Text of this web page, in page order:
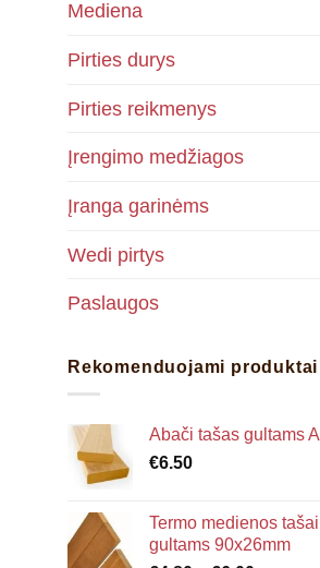
Mediena
Pirties durys
Pirties reikmenys
Įrengimo medžiagos
Įranga garinėms
Wedi pirtys
Paslaugos
Rekomenduojami produktai
Abači tašas gultams A
€6.50
Termo medienos tašai
gultams 90x26mm